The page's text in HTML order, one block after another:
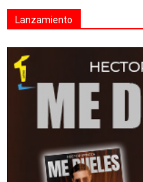
Lanzamiento